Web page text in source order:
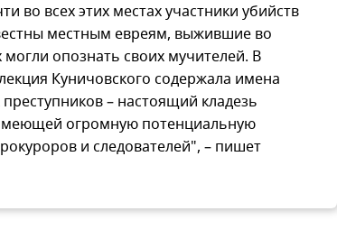
во всех этих местах участники убийств
местным евреям, выжившие во
могли опознать своих мучителей. В
Куничовского содержала имена
преступников – настоящий кладезь
огромную потенциальную
и следователей", – пишет